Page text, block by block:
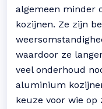
algemeen minder
kozijnen. Ze zijn
waardoor ze
veel onderhoud
aluminium
keuze voor wie